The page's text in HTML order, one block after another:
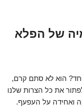
של הפלא
הוא לא סתם קרם,
את כל הצרות שלנו
ואחידה על העפעף.